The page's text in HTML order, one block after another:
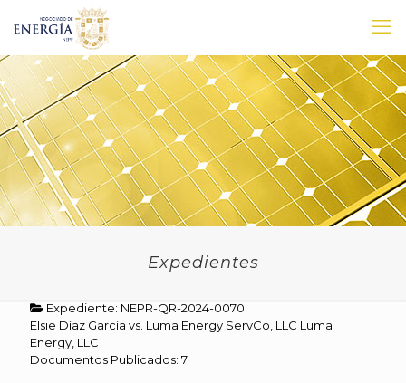
Expedientes
Expediente: NEPR-QR-2024-0070
Elsie Díaz García vs. Luma Energy ServCo, LLC Luma
Energy, LLC
Documentos Publicados: 7